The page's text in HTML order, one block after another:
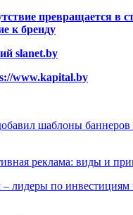
превращается в
к бренду
slanet.by
www.kapital.by
шаблоны баннеров
реклама: виды и
лидеры по инвестициям